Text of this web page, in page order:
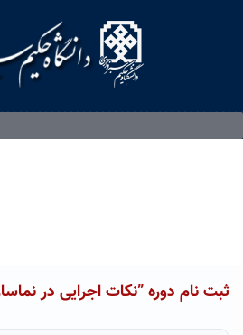
ثبت نام دوره ”نکات اجرایی در